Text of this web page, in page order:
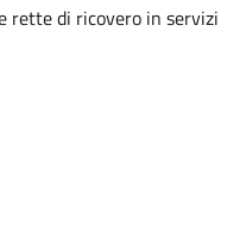
rette di ricovero in servizi